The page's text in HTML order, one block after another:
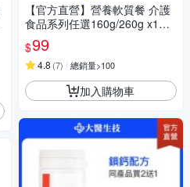
【官方直營】營養軟質餐 介護
食品系列任選160g/260g x1入
(滑順好吞 軟嫩好咬 優質蛋白
低鈉糖 磷鉀友善)
$99
4.8 (7) 總銷量>100
加入購物車